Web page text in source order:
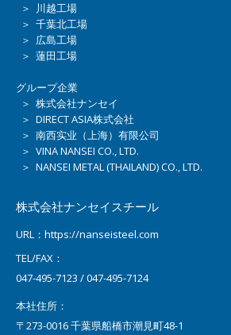
＞ 川越工場
＞ 千葉北工場
＞ 広島工場
＞ 蓮田工場
グループ企業
＞ 株式会社ナンセイ
＞ DIRECT ASIA株式会社
＞ 南西实业（上海）有限公司
＞ VINA NANSEI CO., LTD.
＞ NANSEI METAL (THAILAND) CO., LTD.
株式会社ナンセイスチール
URL：https://nanseisteel.com
TEL/FAX：
047-495-7123 / 047-495-7124
本社住所：
〒273-0016 千葉県船橋市潮見町48-1